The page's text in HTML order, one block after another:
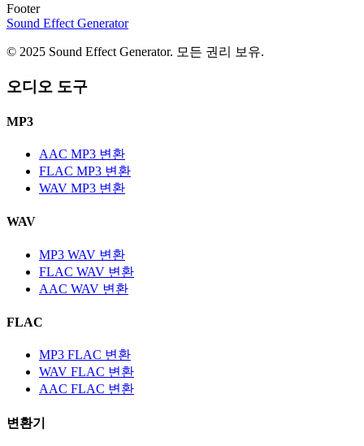
Footer
Sound Effect Generator
© 2025 Sound Effect Generator. 모든 권리 보유.
오디오 도구
MP3
AAC MP3 변환
FLAC MP3 변환
WAV MP3 변환
WAV
MP3 WAV 변환
FLAC WAV 변환
AAC WAV 변환
FLAC
MP3 FLAC 변환
WAV FLAC 변환
AAC FLAC 변환
변환기